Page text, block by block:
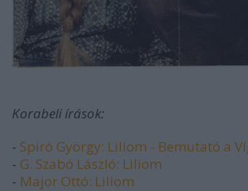
Korabeli írások:
- Spiró György: Liliom - Bemutató a
- G. Szabó László: Liliom
- Major Ottó: Liliom